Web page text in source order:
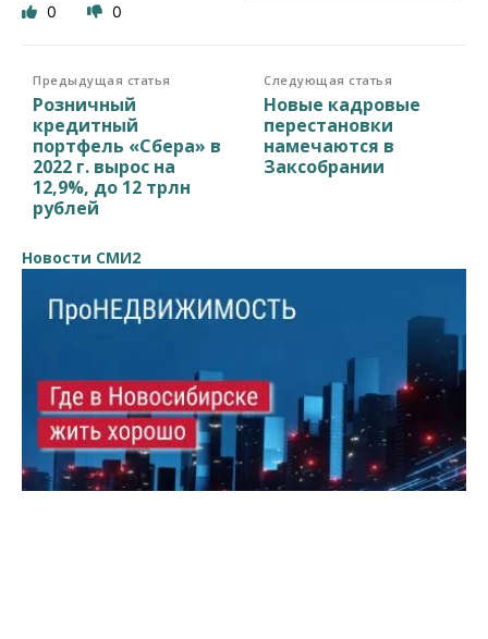
0 0
Предыдущая статья
Розничный
кредитный
портфель «Сбера» в
2022 г. вырос на
12,9%, до 12 трлн
рублей
Следующая статья
Новые кадровые
перестановки
намечаются в
Заксобрании
Новости СМИ2